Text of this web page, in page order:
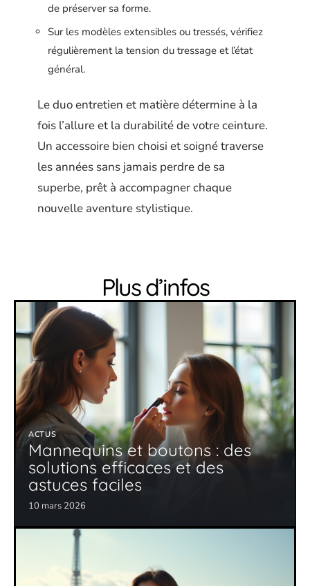
de préserver sa forme.
Sur les modèles extensibles ou tressés, vérifiez
régulièrement la tension du tressage et l’état
général.
Le duo entretien et matière détermine à la
fois l’allure et la durabilité de votre ceinture.
Un accessoire bien choisi et soigné traverse
les années sans jamais perdre de sa
superbe, prêt à accompagner chaque
nouvelle aventure stylistique.
Plus d’infos
ACTUS
Mannequins et boutons : des
solutions efficaces et des
astuces faciles
10 mars 2026